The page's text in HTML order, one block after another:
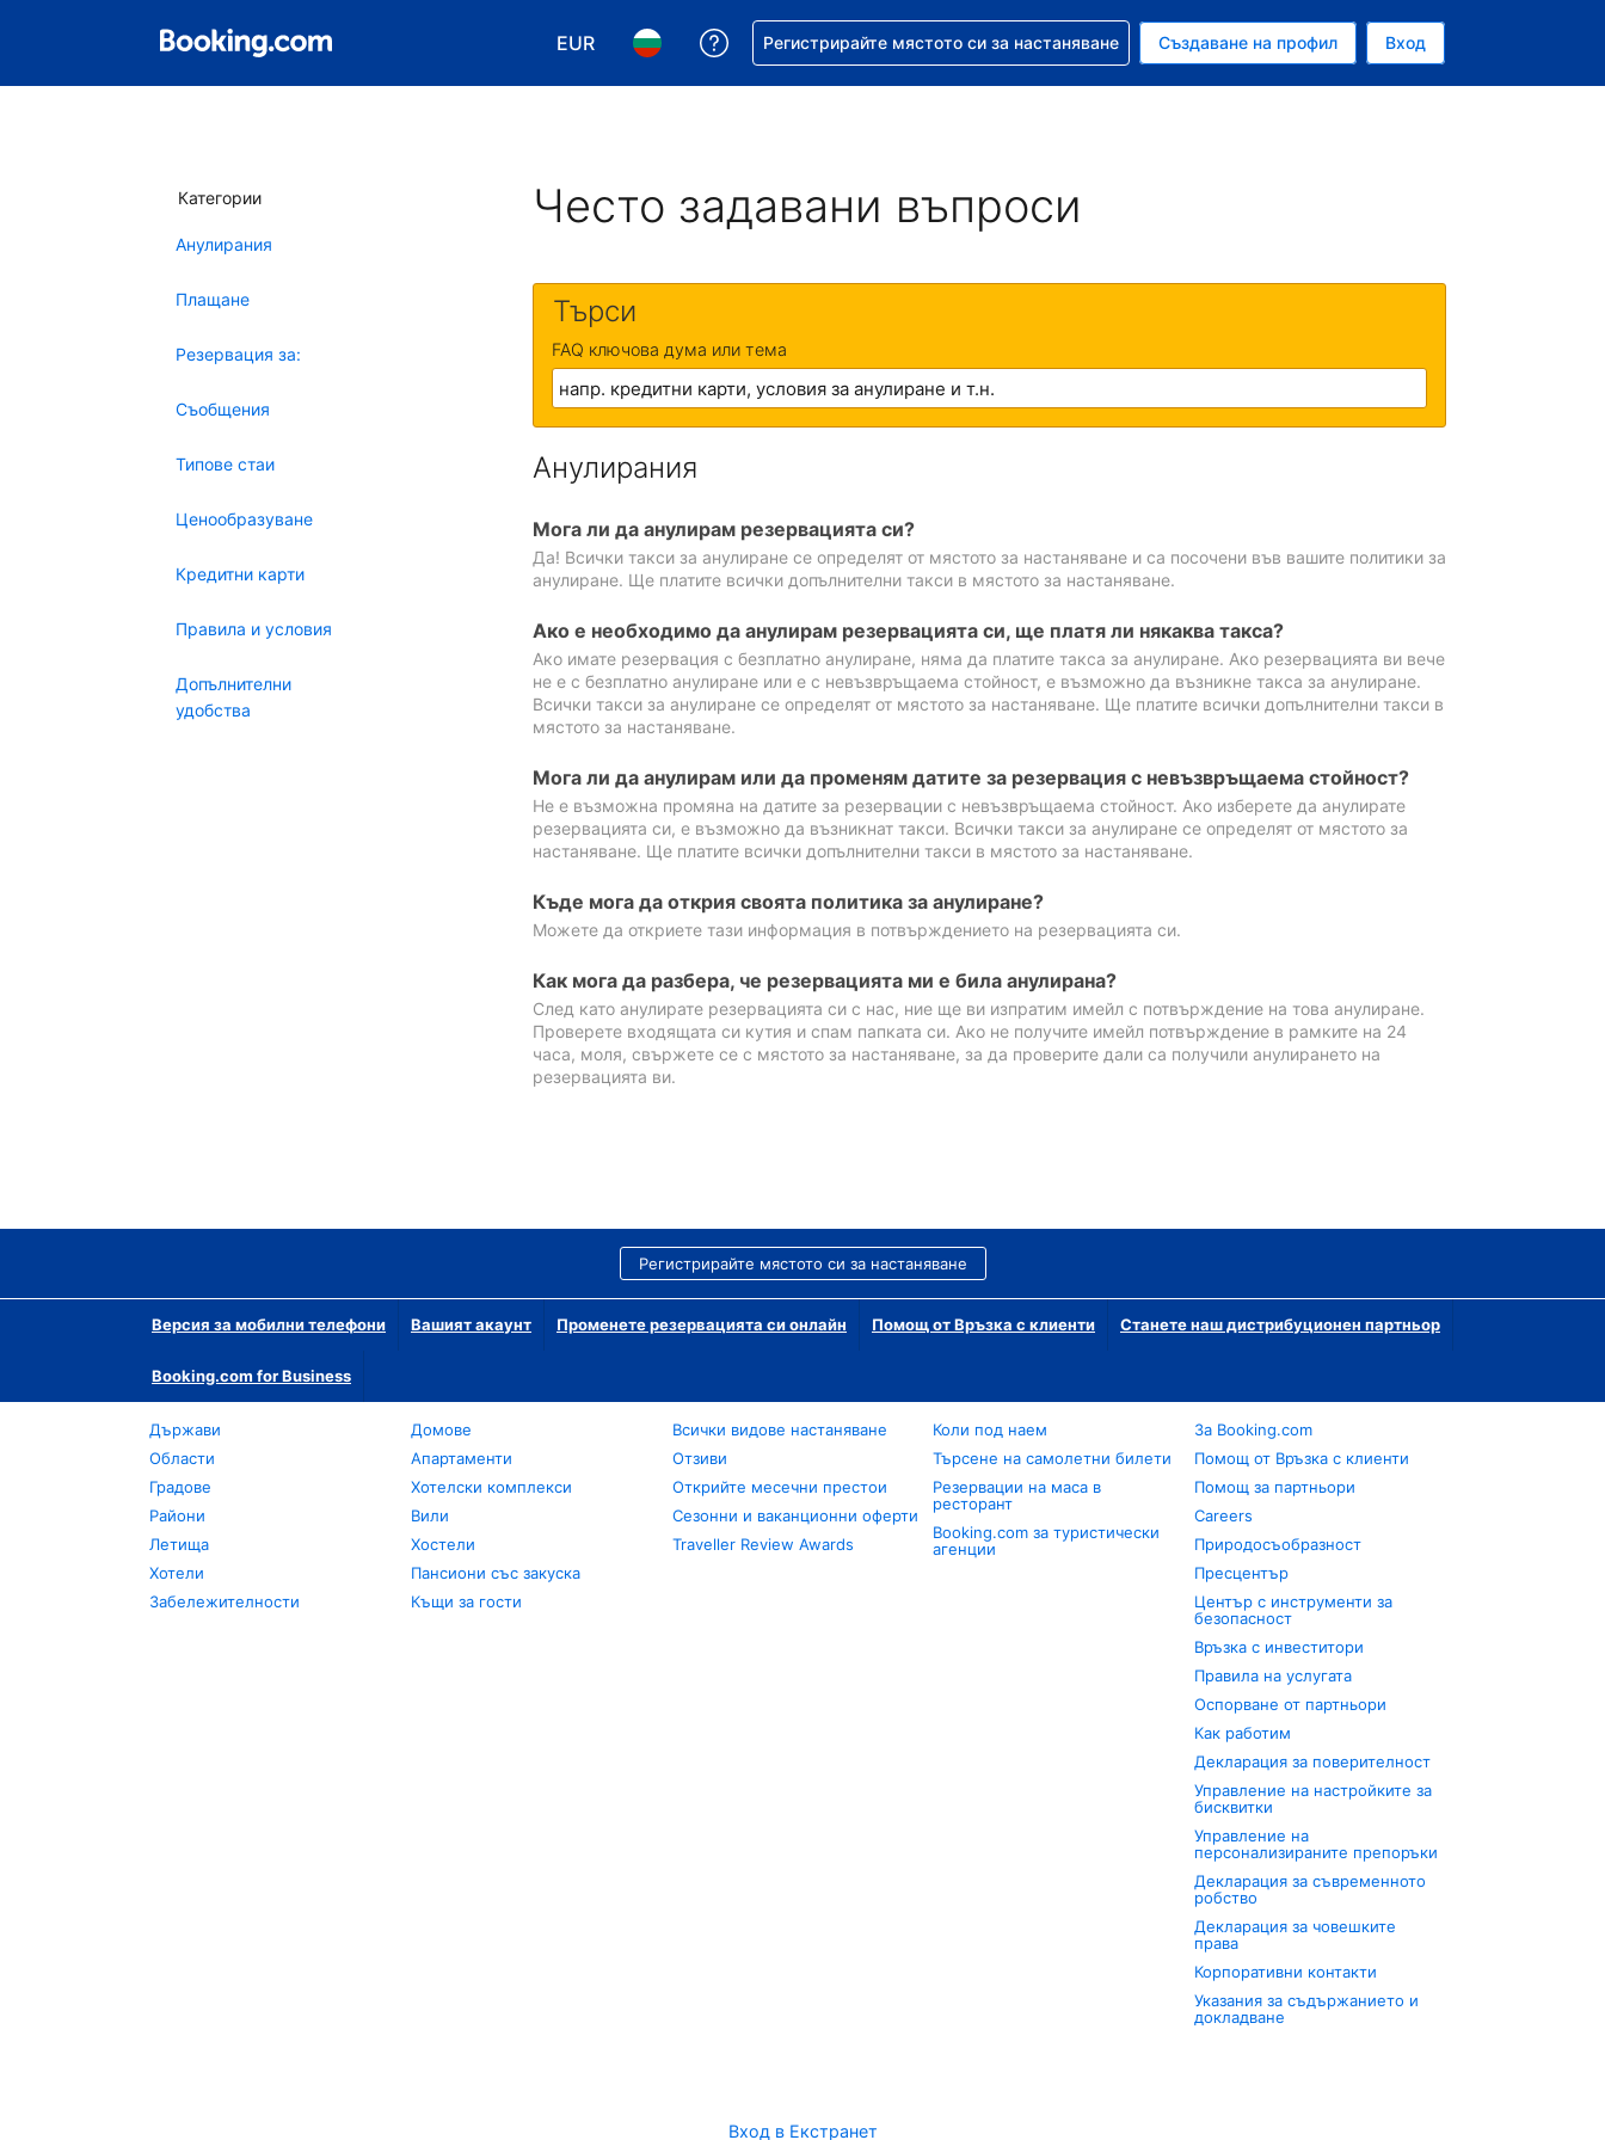
EUR
Избор на валута. Избрана валута - Евро
Избор на език. Избран език - Български
Помощ с резервацията ви
Регистрирайте мястото си за настаняване Създаване на профил Вход
Категории
Анулирания
Плащане
Резервация за:
Съобщения
Типове стаи
Ценообразуване
Кредитни карти
Правила и условия
Допълнителни
удобства
Често задавани въпроси
Търси
FAQ ключова дума или тема
Анулирания
Мога ли да анулирам резервацията си?
Да! Всички такси за анулиране се определят от мястото за настаняване и са посочени във вашите политики за
анулиране. Ще платите всички допълнителни такси в мястото за настаняване.
Ако е необходимо да анулирам резервацията си, ще платя ли някаква такса?
Ако имате резервация с безплатно анулиране, няма да платите такса за анулиране. Ако резервацията ви вече
не е с безплатно анулиране или е с невъзвръщаема стойност, е възможно да възникне такса за анулиране.
Всички такси за анулиране се определят от мястото за настаняване. Ще платите всички допълнителни такси в
мястото за настаняване.
Мога ли да анулирам или да променям датите за резервация с невъзвръщаема стойност?
Не е възможна промяна на датите за резервации с невъзвръщаема стойност. Ако изберете да анулирате
резервацията си, е възможно да възникнат такси. Всички такси за анулиране се определят от мястото за
настаняване. Ще платите всички допълнителни такси в мястото за настаняване.
Къде мога да открия своята политика за анулиране?
Можете да откриете тази информация в потвърждението на резервацията си.
Как мога да разбера, че резервацията ми е била анулирана?
След като анулирате резервацията си с нас, ние ще ви изпратим имейл с потвърждение на това анулиране.
Проверете входящата си кутия и спам папката си. Ако не получите имейл потвърждение в рамките на 24
часа, моля, свържете се с мястото за настаняване, за да проверите дали са получили анулирането на
резервацията ви.
Регистрирайте мястото си за настаняване
Версия за мобилни телефони Вашият акаунт Променете резервацията си онлайн Помощ от Връзка с клиенти Станете наш дистрибуционен партньор
Booking.com for Business
Държави
Области
Градове
Райони
Летища
Хотели
Забележителности
Домове
Апартаменти
Хотелски комплекси
Вили
Хостели
Пансиони със закуска
Къщи за гости
Всички видове настаняване
Отзиви
Открийте месечни престои
Сезонни и ваканционни оферти
Traveller Review Awards
Коли под наем
Търсене на самолетни билети
Резервации на маса в
ресторант
Booking.com за туристически
агенции
За Booking.com
Помощ от Връзка с клиенти
Помощ за партньори
Careers
Природосъобразност
Пресцентър
Център с инструменти за
безопасност
Връзка с инвеститори
Правила на услугата
Оспорване от партньори
Как работим
Декларация за поверителност
Управление на настройките за
бисквитки
Управление на
персонализираните препоръки
Декларация за съвременното
робство
Декларация за човешките
права
Корпоративни контакти
Указания за съдържанието и
докладване
Вход в Екстранет